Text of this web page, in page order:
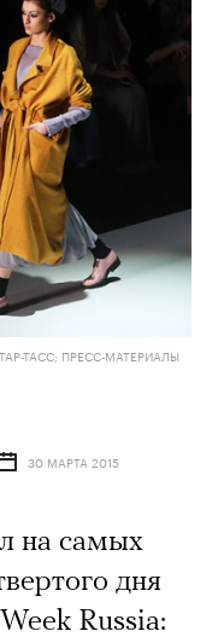
ТАСС; ПРЕСС-МАТЕРИАЛЫ
30 МАРТА 2015
на самых
дня
Russia: